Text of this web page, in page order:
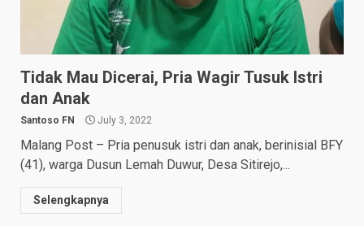
Tidak Mau Dicerai, Pria Wagir Tusuk Istri
dan Anak
Santoso FN July 3, 2022
Malang Post – Pria penusuk istri dan anak, berinisial BFY
(41), warga Dusun Lemah Duwur, Desa Sitirejo,...
Selengkapnya